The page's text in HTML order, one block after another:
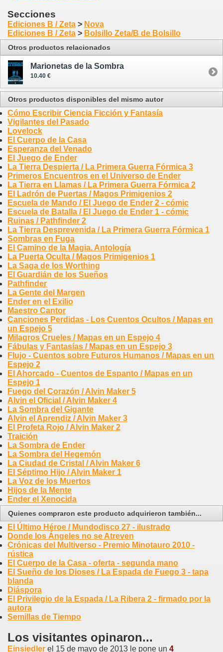
Secciones
Ediciones B / Zeta > Nova
Ediciones B / Zeta > Bolsillo Zeta/B de Bolsillo
Otros productos relacionados
Marionetas de la Sombra
10.40 €
Otros productos disponibles del mismo autor
Cómo Escribir Ciencia Ficción y Fantasía
Vigilantes del Pasado
Lovelock
El Cuerpo de la Casa
Esperanza del Venado
El Juego de Ender
La Tierra Despierta / La Primera Guerra Fórmica 3
Primeros Encuentros en el Universo de Ender
La Tierra en Llamas / La Primera Guerra Fórmica 2
El Ladrón de Puertas / Magos Primigenios 2
Escuela de Mando / El Juego de Ender 2 - cómic
Escuela de Batalla / El Juego de Ender 1 - cómic
Ruinas / Pathfinder 2
La Tierra Desprevenida / La Primera Guerra Fórmica 1
Sombras en Fuga
El Camino de la Magia. Antología
La Puerta Oculta / Magos Primigenios 1
La Saga de los Worthing
El Guardián de los Sueños
Pathfinder
La Gente del Margen
Ender en el Exilio
Maestro Cantor
Canciones Perdidas - Los Cuentos Ocultos / Mapas en
un Espejo 5
Milagros Crueles / Mapas en un Espejo 4
Fábulas y Fantasías / Mapas en un Espejo 3
Flujo - Cuentos sobre Futuros Humanos / Mapas en un
Espejo 2
El Ahorcado - Cuentos de Espanto / Mapas en un
Espejo 1
Fuego del Corazón / Alvin Maker 5
Alvin el Oficial / Alvin Maker 4
La Sombra del Gigante
Alvin el Aprendiz / Alvin Maker 3
El Profeta Rojo / Alvin Maker 2
Traición
La Sombra de Ender
La Sombra del Hegemón
La Ciudad de Cristal / Alvin Maker 6
El Séptimo Hijo / Alvin Maker 1
La Voz de los Muertos
Hijos de la Mente
Ender el Xenocida
Quienes compraron este producto adquirieron también...
El Último Héroe / Mundodisco 27 - ilustrado
Donde los Ángeles no se Atreven
Crónicas del Multiverso - Premio Minotauro 2010 -
rústica
El Cuerpo de la Casa - oferta - segunda mano
El Sueño de los Dioses / La Espada de Fuego 3 - tapa
blanda
Diáspora
El Privilegio de la Espada / La Ribera 2 - firmado por la
autora
Semillas de Tiempo
Los visitantes opinaron...
Einsiedler el 15 de mayo de 2013 le pone un 4